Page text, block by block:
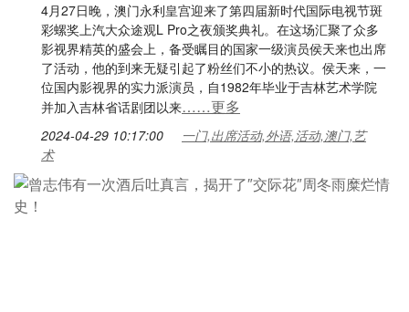
4月27日晚，澳门永利皇宫迎来了第四届新时代国际电视节斑
彩螺奖上汽大众途观L Pro之夜颁奖典礼。在这场汇聚了众多
影视界精英的盛会上，备受瞩目的国家一级演员侯天来也出席
了活动，他的到来无疑引起了粉丝们不小的热议。侯天来，一
位国内影视界的实力派演员，自1982年毕业于吉林艺术学院
并加入吉林省话剧团以来……更多
2024-04-29 10:17:00
一门,出席活动,外语,活动,澳门,艺
术